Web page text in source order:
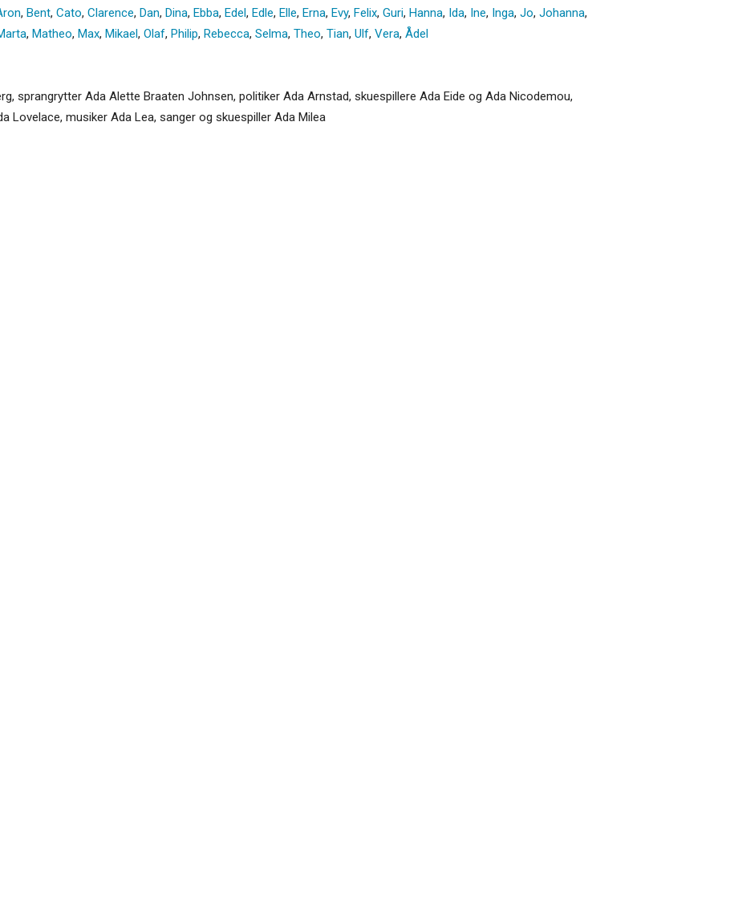
, Bent, Cato, Clarence, Dan, Dina, Ebba, Edel, Edle, Elle, Erna, Evy, Felix, Guri, Hanna, Ida, Ine, Inga, Jo, Johanna,
, Matheo, Max, Mikael, Olaf, Philip, Rebecca, Selma, Theo, Tian, Ulf, Vera, Ådel
sprangrytter Ada Alette Braaten Johnsen, politiker Ada Arnstad, skuespillere Ada Eide og Ada Nicodemou,
Lovelace, musiker Ada Lea, sanger og skuespiller Ada Milea